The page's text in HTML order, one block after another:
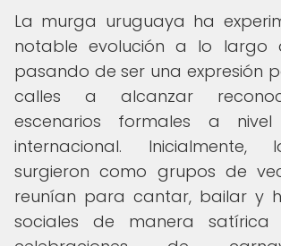
La murga uruguaya ha
notable evolución a lo largo
pasando de ser una expresión
calles a alcanzar
escenarios formales a
internacional. Inicialmente,
surgieron como grupos de
reunían para cantar, bailar y
sociales de manera satírica